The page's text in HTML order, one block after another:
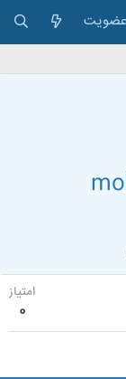
عضویت
امتیاز
0